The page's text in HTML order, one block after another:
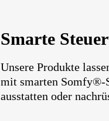
Smarte
Unsere Produkte
mit smarten Somfy®-
ausstatten oder